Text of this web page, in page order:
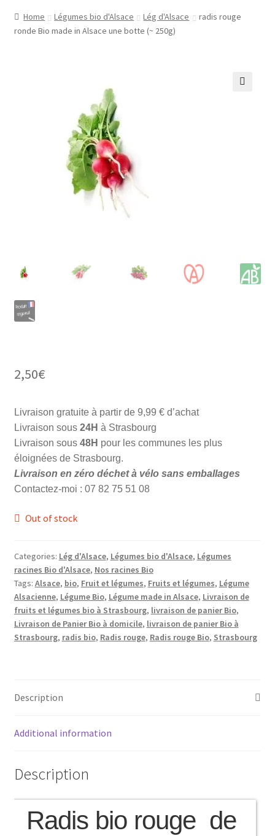
Home Légumes bio d'Alsace Lég d'Alsace
radis rouge
ronde Bio made in Alsace une botte (~ 250g)
2,50€
Livraison gratuite à partir de 9,99 € d’achat
Livraison sous 24H à Strasbourg
Livraison sous 48H pour les communes les plus
éloignées de Strasbourg.
Livraison en zéro déchet à vélo sans emballages
Contactez-moi : 07 82 75 51 08
Out of stock
Categories: Lég d'Alsace, Légumes bio d'Alsace, Légumes
racines Bio d'Alsace, Nos racines Bio
Tags: Alsace, bio, Fruit et légumes, Fruits et légumes, Légume
Alsacienne, Légume Bio, Légume made in Alsace, Livraison de
fruits et légumes bio à Strasbourg, livraison de panier Bio,
Livraison de Panier Bio à domicile, livraison de panier Bio à
Strasbourg, radis bio, Radis rouge, Radis rouge Bio, Strasbourg
Description
Additional information
Description
Radis bio rouge de